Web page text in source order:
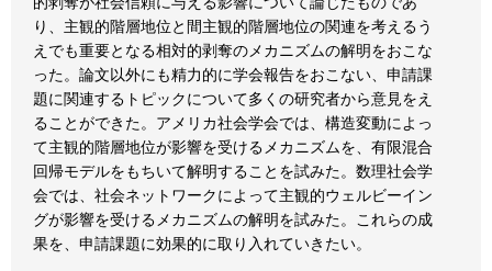
り、主観的階層地位と間主観的階層地位の関連を考えるう
えでも重要となる相対的剥奪のメカニズムの解明をおこな
った。論文以外にも精力的に学会報告をおこない、申請課
題に関連するトピックについて多くの研究者から意見をえ
ることができた。アメリカ社会学会では、構造変動によっ
て主観的階層地位が影響を受けるメカニズムを、有限混合
回帰モデルをもちいて解明することを試みた。数理社会学
会では、社会ネットワークによって主観的ウェルビーイン
グが影響を受けるメカニズムの解明を試みた。これらの成
果を、申請課題に効果的に取り入れていきたい。